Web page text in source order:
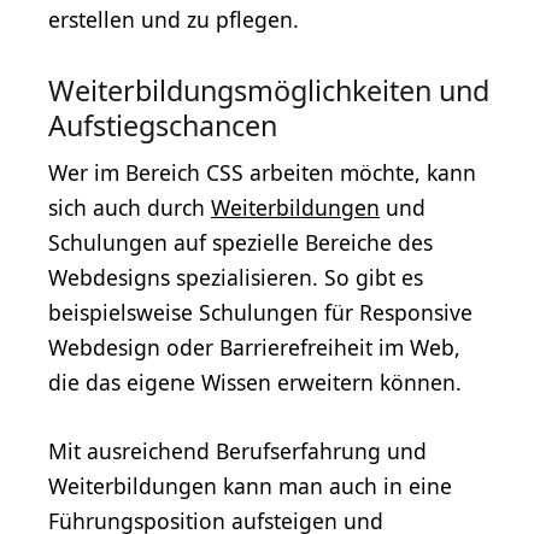
erstellen und zu pflegen.
Weiterbildungsmöglichkeiten und
Aufstiegschancen
Wer im Bereich CSS arbeiten möchte, kann
sich auch durch Weiterbildungen und
Schulungen auf spezielle Bereiche des
Webdesigns spezialisieren. So gibt es
beispielsweise Schulungen für Responsive
Webdesign oder Barrierefreiheit im Web,
die das eigene Wissen erweitern können.
Mit ausreichend Berufserfahrung und
Weiterbildungen kann man auch in eine
Führungsposition aufsteigen und